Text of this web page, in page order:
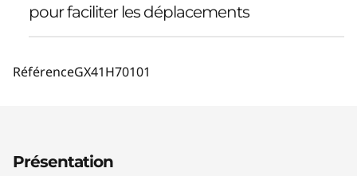
pour faciliter les déplacements
RéférenceGX41H70101
Présentation